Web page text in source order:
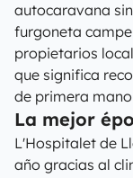
autocaravana
furgoneta
propietarios
que significa
de primera
La mejor
L'Hospitalet de
año gracias al